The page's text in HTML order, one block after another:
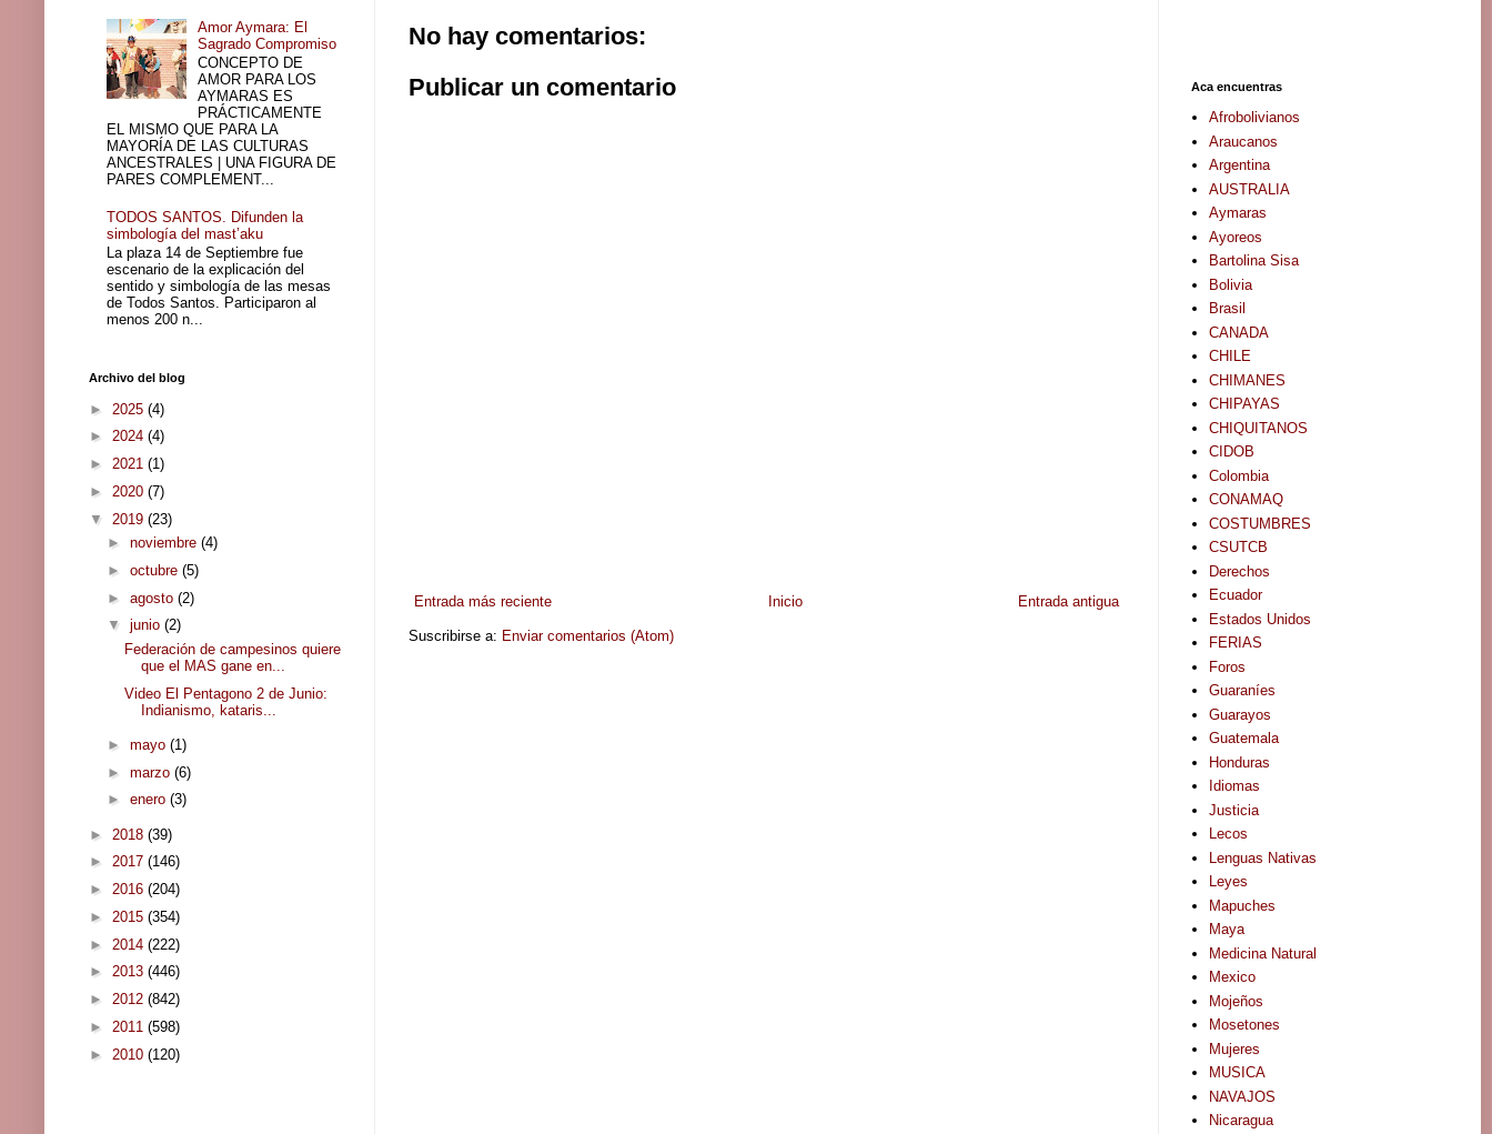
No hay comentarios:
Publicar un comentario
Entrada más reciente Entrada antigua
Inicio
Suscribirse a: Enviar comentarios (Atom)
Amor Aymara: El
Sagrado Compromiso
CONCEPTO DE
AMOR PARA LOS
AYMARAS ES
PRÁCTICAMENTE
EL MISMO QUE PARA LA
MAYORÍA DE LAS CULTURAS
ANCESTRALES | UNA FIGURA DE
PARES COMPLEMENT...
TODOS SANTOS. Difunden la
simbología del mast’aku
La plaza 14 de Septiembre fue
escenario de la explicación del
sentido y simbología de las mesas
de Todos Santos. Participaron al
menos 200 n...
Archivo del blog
► 2025 (4)
► 2024 (4)
► 2021 (1)
► 2020 (7)
▼ 2019 (23)
► noviembre (4)
► octubre (5)
► agosto (2)
▼ junio (2)
Federación de campesinos quiere
que el MAS gane en...
Video El Pentagono 2 de Junio:
Indianismo, kataris...
► mayo (1)
► marzo (6)
► enero (3)
► 2018 (39)
► 2017 (146)
► 2016 (204)
► 2015 (354)
► 2014 (222)
► 2013 (446)
► 2012 (842)
► 2011 (598)
► 2010 (120)
Aca encuentras
Afrobolivianos
Araucanos
Argentina
AUSTRALIA
Aymaras
Ayoreos
Bartolina Sisa
Bolivia
Brasil
CANADA
CHILE
CHIMANES
CHIPAYAS
CHIQUITANOS
CIDOB
Colombia
CONAMAQ
COSTUMBRES
CSUTCB
Derechos
Ecuador
Estados Unidos
FERIAS
Foros
Guaraníes
Guarayos
Guatemala
Honduras
Idiomas
Justicia
Lecos
Lenguas Nativas
Leyes
Mapuches
Maya
Medicina Natural
Mexico
Mojeños
Mosetones
Mujeres
MUSICA
NAVAJOS
Nicaragua